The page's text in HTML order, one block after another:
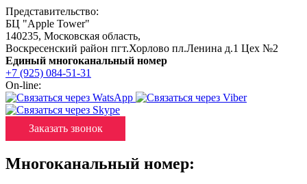
Представительство:
БЦ "Apple Tower"
140235, Московская область,
Воскресенский район пгт.Хорлово пл.Ленина д.1 Цех №2
Единый многоканальный номер
+7 (925) 084-51-31
On-line:
Заказать звонок
Многоканальный номер: